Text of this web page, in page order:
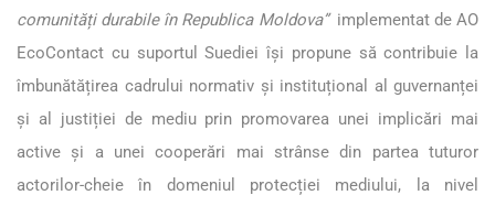
comunități durabile în Republica Moldova” implementat de AO
EcoContact cu suportul Suediei își propune să contribuie la
îmbunătățirea cadrului normativ și instituțional al guvernanței
și al justiției de mediu prin promovarea unei implicări mai
active și a unei cooperări mai strânse din partea tuturor
actorilor-cheie în domeniul protecției mediului, la nivel